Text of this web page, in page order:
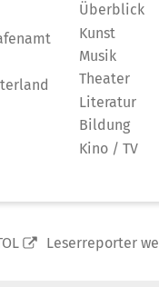
Überblick
Kunst
Musik
Theater
Literatur
Bildung
Kino / TV
Leserreporter